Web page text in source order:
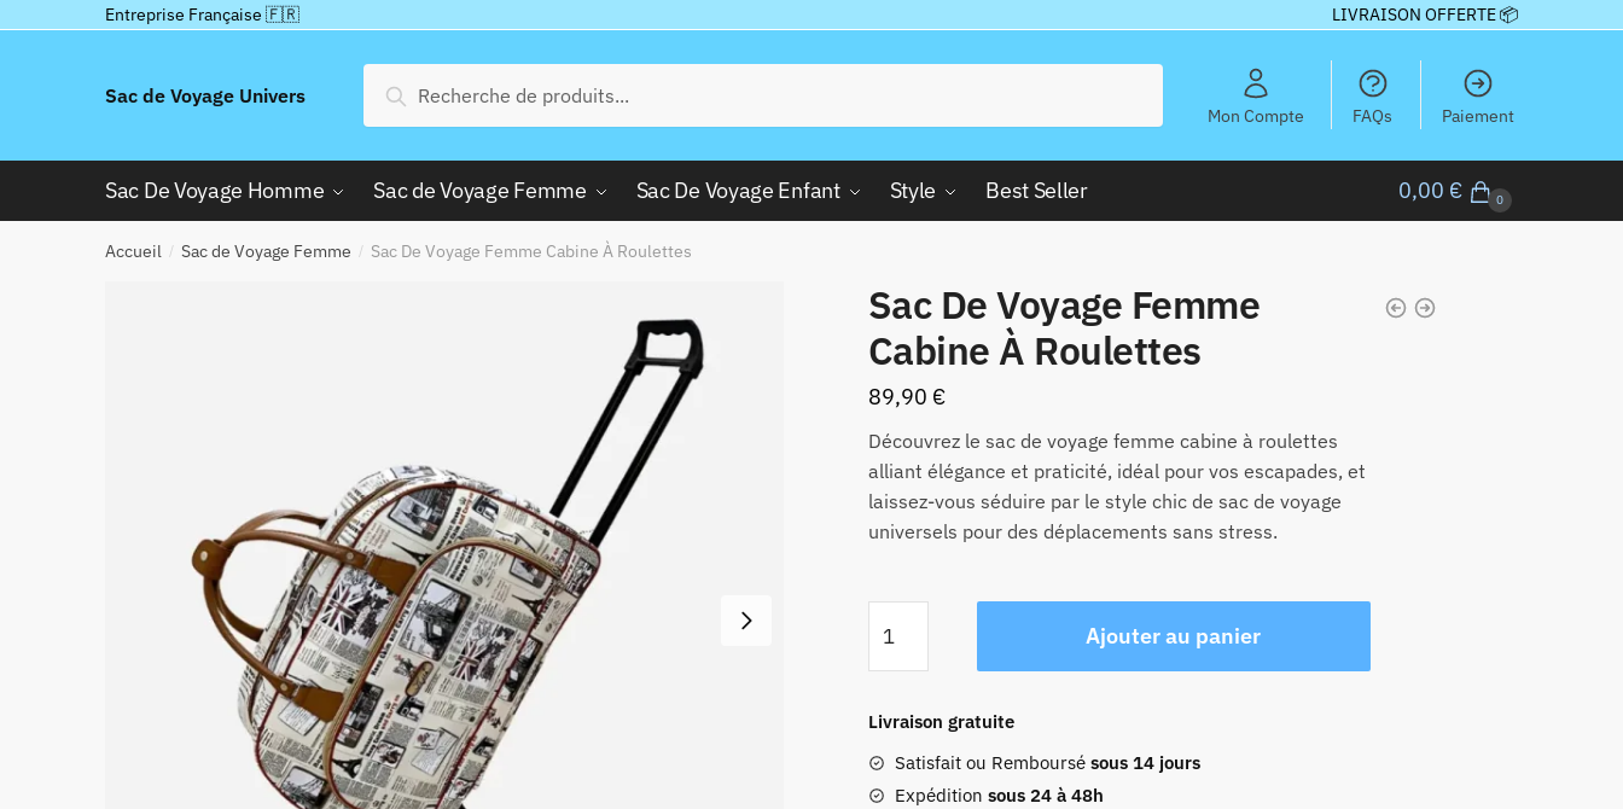
Entreprise Française 🇫🇷 LIVRAISON OFFERTE 📦
Sac de Voyage Univers
pour :
Recherche
Mon Compte FAQs Paiement
Sac De Voyage Homme Sac de Voyage Femme Sac De Voyage Enfant Style Best Seller 0,00 € 0
Accueil / Sac de Voyage Femme / Sac De Voyage Femme Cabine À Roulettes
Sac De Voyage Femme
Cabine À Roulettes
89,90 €
Découvrez le sac de voyage femme cabine à roulettes
alliant élégance et praticité, idéal pour vos escapades, et
laissez-vous séduire par le style chic de sac de voyage
universels pour des déplacements sans stress.
de
Sac
Voyage
Femme
Cabine
Ajouter au panier
Livraison gratuite
Satisfait ou Remboursé sous 14 jours
Expédition sous 24 à 48h